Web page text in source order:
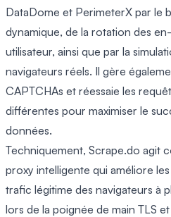
DataDome et PerimeterX par le
dynamique, de la rotation des
utilisateur, ainsi que par la
navigateurs réels. Il gère
CAPTCHAs et réessaie les
différentes pour maximiser le
données.
Techniquement, Scrape.do agit
proxy intelligente qui améliore
trafic légitime des navigateurs à
lors de la poignée de main TLS